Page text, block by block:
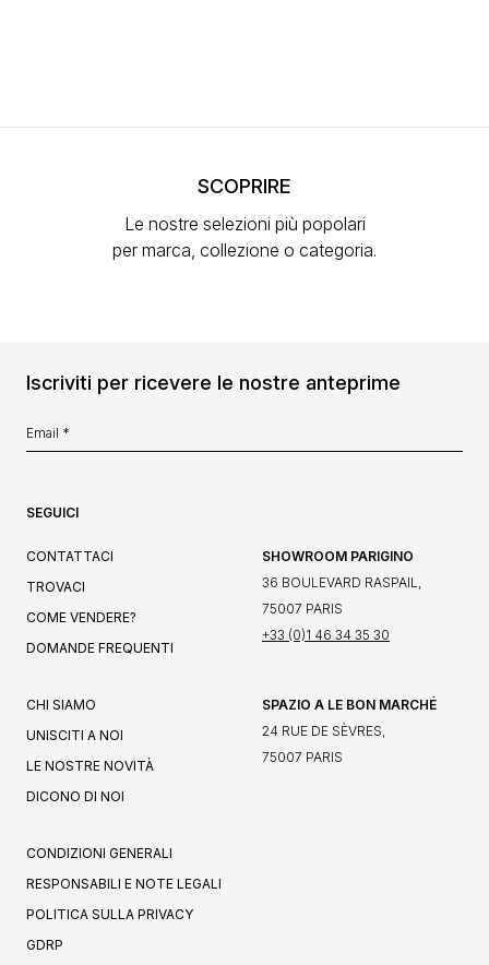
SCOPRIRE
Le nostre selezioni più popolari
per marca, collezione o categoria.
Iscriviti per ricevere le nostre anteprime
SEGUICI
CONTATTACI
TROVACI
COME VENDERE?
DOMANDE FREQUENTI
SHOWROOM PARIGINO
36 BOULEVARD RASPAIL,
75007 PARIS
+33 (0)1 46 34 35 30
CHI SIAMO
UNISCITI A NOI
LE NOSTRE NOVITÀ
DICONO DI NOI
SPAZIO A LE BON MARCHÉ
24 RUE DE SÈVRES,
75007 PARIS
CONDIZIONI GENERALI
RESPONSABILI E NOTE LEGALI
POLITICA SULLA PRIVACY
GDRP